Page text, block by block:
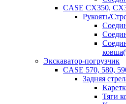
CASE CX350,
Рукоять/
Экскаватор-погрузчик
CASE 570, 580,
Задняя
Тяги